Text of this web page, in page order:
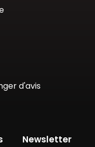
d'avis
Newsletter